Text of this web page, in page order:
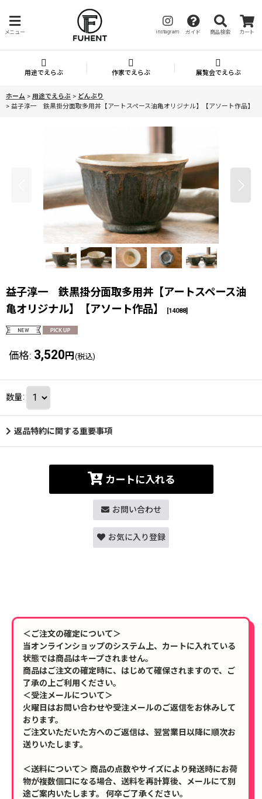
メニュー instagram ガイド 商品検索 カート
用途でえらぶ 作家でえらぶ 展覧会でえらぶ
ホーム > 用途でえらぶ > どんぶり
> 益子淳一 鉄黒掛分面取多用丼【アートスペース油亀オリジナル】【アソート作品】
益子淳一 鉄黒掛分面取多用丼【アートスペース油
亀オリジナル】【アソート作品】
[14088]
価格: 3,520 円 (税込)
数量:
返品特約に関する重要事項
カートに入れる
お問い合わせ
お気に入り登録
＜ご注文の確定について＞
当オンラインショップのシステム上、カートに入れている
状態では商品はキープされません。
商品はご注文の確定時に、はじめて確保されますので、ご
了承の上ご利用ください。
＜受注メールについて＞
火曜日はお問い合わせや受注メールのご返信をお休みして
おります。
ご注文いただいた方へのご返信は、翌営業日以降に順次お
送りいたします。
＜送料について＞ 商品の点数やサイズにより発送時にお荷
物が複数個口になる場合、送料を再計算後、メールにて別
途ご案内いたします。 何卒ご了承ください。